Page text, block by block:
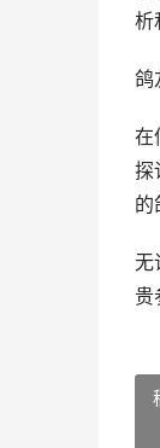
析
鸽
在
探
的
无
贵